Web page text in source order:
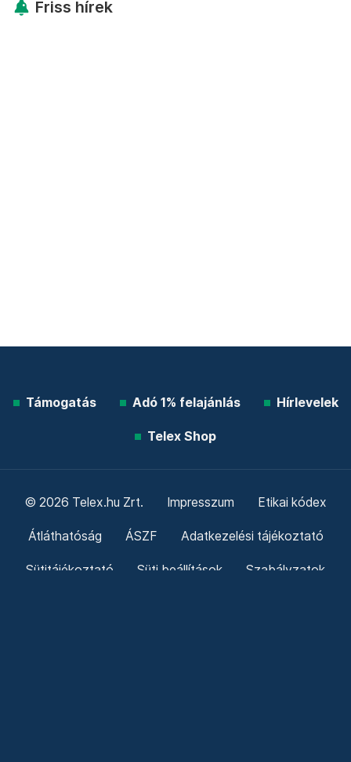
Friss hírek
Támogatás Adó 1% felajánlás Hírlevelek
Telex Shop
© 2026 Telex.hu Zrt. Impresszum Etikai kódex
Átláthatóság ÁSZF Adatkezelési tájékoztató
Sütitájékoztató Süti beállítások Szabályzatok